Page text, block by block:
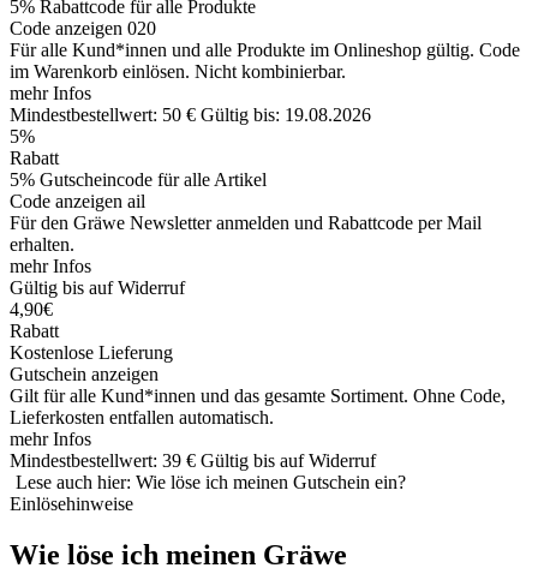
5% Rabattcode für alle Produkte
Code anzeigen 020
Für alle Kund*innen und alle Produkte im Onlineshop gültig. Code
im Warenkorb einlösen. Nicht kombinierbar.
mehr Infos
Mindestbestellwert: 50 € Gültig bis: 19.08.2026
5%
Rabatt
5% Gutscheincode für alle Artikel
Code anzeigen ail
Für den Gräwe Newsletter anmelden und Rabattcode per Mail
erhalten.
mehr Infos
Gültig bis auf Widerruf
4,90€
Rabatt
Kostenlose Lieferung
Gutschein anzeigen
Gilt für alle Kund*innen und das gesamte Sortiment. Ohne Code,
Lieferkosten entfallen automatisch.
mehr Infos
Mindestbestellwert: 39 € Gültig bis auf Widerruf
Lese auch hier: Wie löse ich meinen Gutschein ein?
Einlösehinweise
Wie löse ich meinen Gräwe